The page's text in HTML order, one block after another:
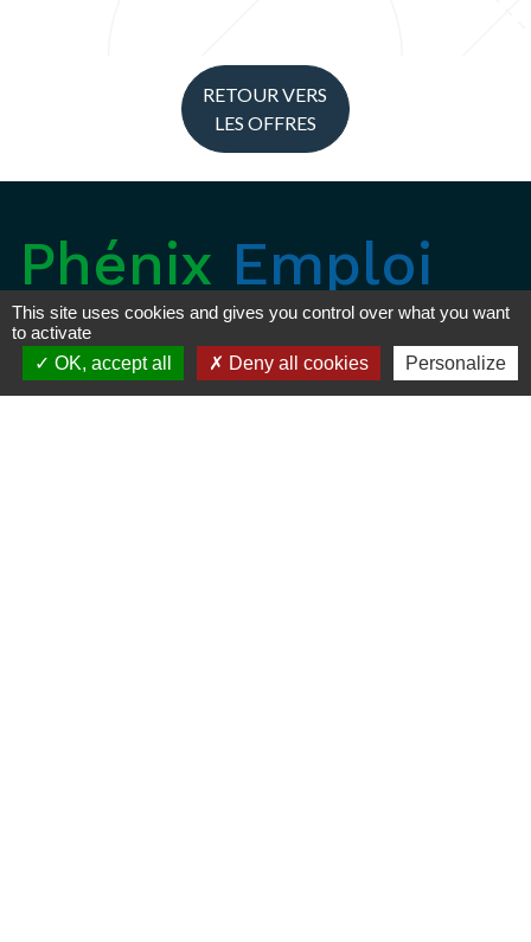
RETOUR VERS
LES OFFRES
Phénix Emploi
DEMANDER UN DEVIS
This site uses cookies and gives you control over what you want
to activate
OK, accept all
Deny all cookies Personalize